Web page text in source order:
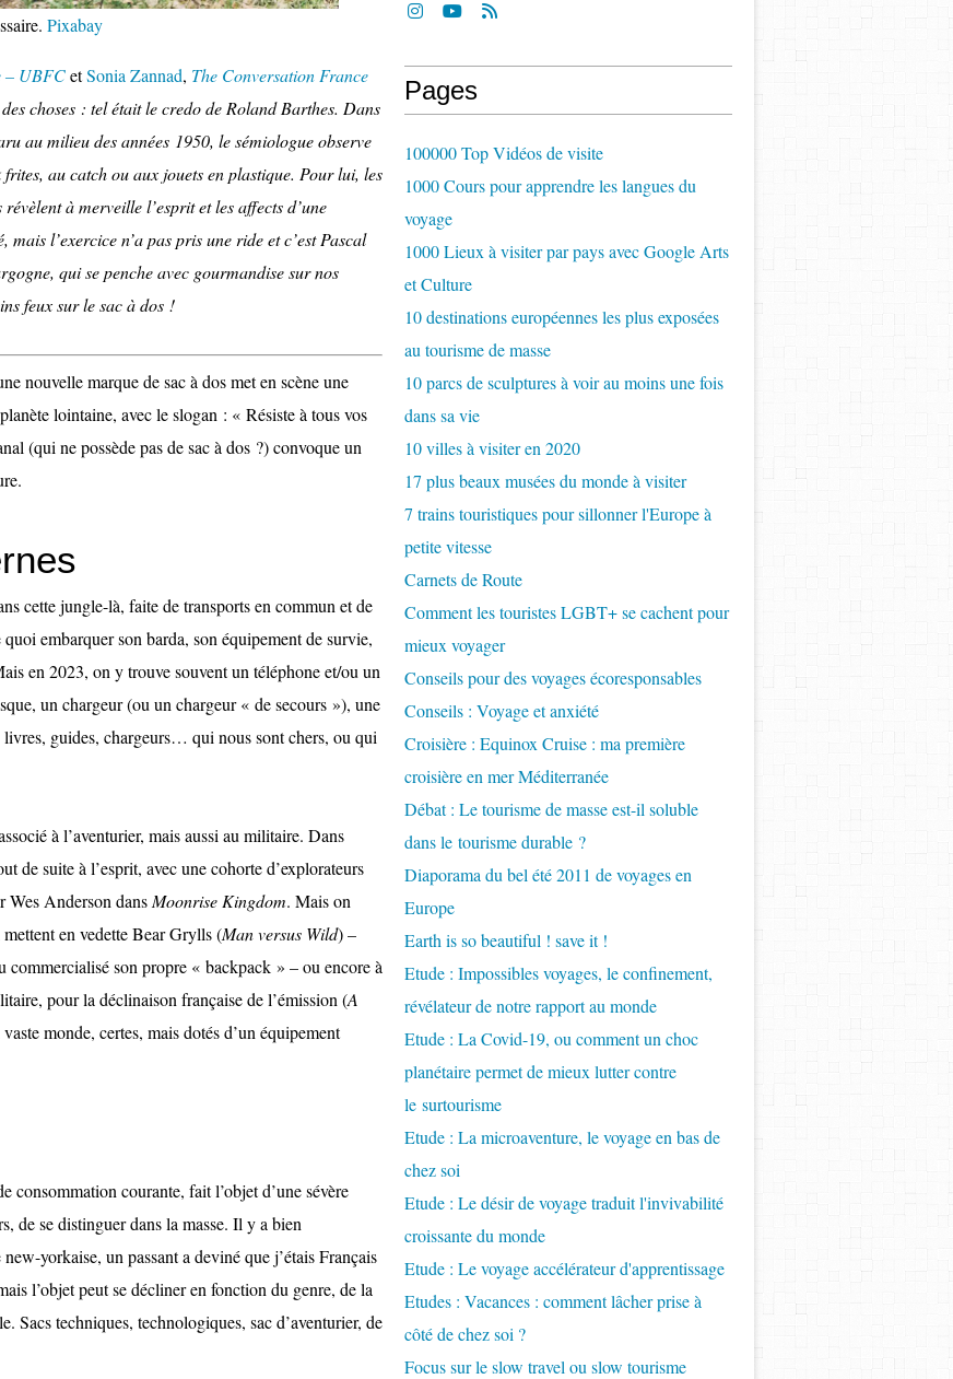
Pixabay
– UBFCetSonia Zannad, The Conversation France
choses : tel était le credo de Roland Barthes. Dans
au milieu des années 1950, le sémiologue observe
au catch ou aux jouets en plastique. Pour lui, les
à merveille l’esprit et les affects d’une
l’exercice n’a pas pris une ride et c’est Pascal
qui se penche avec gourmandise sur nos
feux sur le sac à dos !
nouvelle marque de sac à dos met en scène une
lointaine, avec le slogan : « Résiste à tous vos
(qui ne possède pas de sac à dos ?) convoque un
cette jungle-là, faite de transports en commun et de
embarquer son barda, son équipement de survie,
en 2023, on y trouve souvent un téléphone et/ou un
un chargeur (ou un chargeur « de secours »), une
guides, chargeurs… qui nous sont chers, ou qui
à l’aventurier, mais aussi au militaire. Dans
de suite à l’esprit, avec une cohorte d’explorateurs
Wes Anderson dans Moonrise Kingdom. Mais on
en vedette Bear Grylls (Man versus Wild) –
son propre « backpack » – ou encore à
pour la déclinaison française de l’émission (A
monde, certes, mais dotés d’un équipement
consommation courante, fait l’objet d’une sévère
de se distinguer dans la masse. Il y a bien
yorkaise, un passant a deviné que j’étais Français
l’objet peut se décliner en fonction du genre, de la
Sacs techniques, technologiques, sac d’aventurier, de
Pages
100000 Top Vidéos de visite
1000 Cours pour apprendre les langues du
voyage
1000 Lieux à visiter par pays avec Google Arts
et Culture
10 destinations européennes les plus exposées
au tourisme de masse
10 parcs de sculptures à voir au moins une fois
dans sa vie
10 villes à visiter en 2020
17 plus beaux musées du monde à visiter
7 trains touristiques pour sillonner l'Europe à
petite vitesse
Carnets de Route
Comment les touristes LGBT+ se cachent pour
mieux voyager
Conseils pour des voyages écoresponsables
Conseils : Voyage et anxiété
Croisière : Equinox Cruise : ma première
croisière en mer Méditerranée
Débat : Le tourisme de masse est-il soluble
dans le tourisme durable ?
Diaporama du bel été 2011 de voyages en
Europe
Earth is so beautiful ! save it !
Etude : Impossibles voyages, le confinement,
révélateur de notre rapport au monde
Etude : La Covid-19, ou comment un choc
planétaire permet de mieux lutter contre
le surtourisme
Etude : La microaventure, le voyage en bas de
chez soi
Etude : Le désir de voyage traduit l'invivabilité
croissante du monde
Etude : Le voyage accélérateur d'apprentissage
Etudes : Vacances : comment lâcher prise à
côté de chez soi ?
Focus sur le slow travel ou slow tourisme